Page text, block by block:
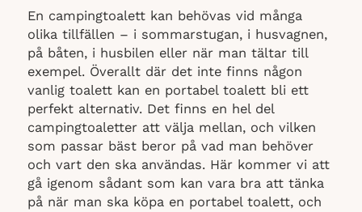
En campingtoalett kan behövas vid många
olika tillfällen – i sommarstugan, i husvagnen,
på båten, i husbilen eller när man tältar till
exempel. Överallt där det inte finns någon
vanlig toalett kan en portabel toalett bli ett
perfekt alternativ. Det finns en hel del
campingtoaletter att välja mellan, och vilken
som passar bäst beror på vad man behöver
och vart den ska användas. Här kommer vi att
gå igenom sådant som kan vara bra att tänka
på när man ska köpa en portabel toalett, och